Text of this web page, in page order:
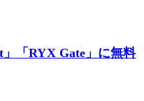
「RYX Gate」に無料